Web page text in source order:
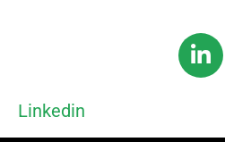
Linkedin